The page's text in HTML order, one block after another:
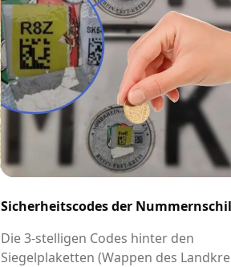
Sicherheitscodes der
Die 3-stelligen Codes hinter den
Siegelplaketten (Wappen des